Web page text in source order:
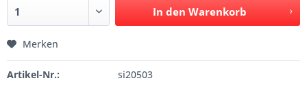
In den Warenkorb
Merken
Artikel-Nr.: si20503